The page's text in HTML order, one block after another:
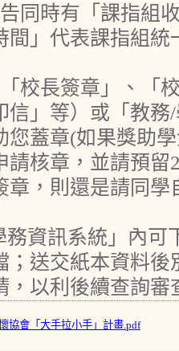
同時有「課指組
間」代表課指組
校長簽章」、「
信」等）或「教
您蓋章(如果獎助
請核章，並請預留
章，則還是請同
務資訊系統」內可
；送交紙本資料
，以利後續查詢審
協會「大手拉小手」計畫.pdf